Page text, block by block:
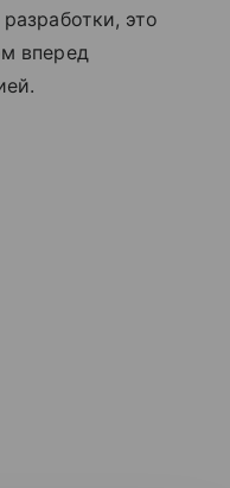
это
вперед